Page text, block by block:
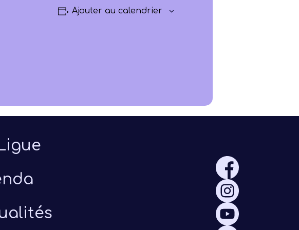
Rayonner
Ajouter au calendrier